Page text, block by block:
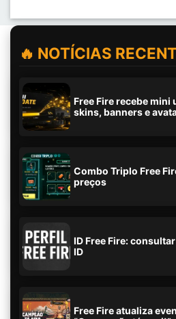
🔥 NOTÍCIAS
Free Fire recebe mini
skins, banners e
Combo Triplo Free
preços
ID Free Fire:
ID
Free Fire atualiza